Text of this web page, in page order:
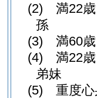
(2)
満22
孫
(3)
満60
(4)
満22
弟妹
(5)
重度